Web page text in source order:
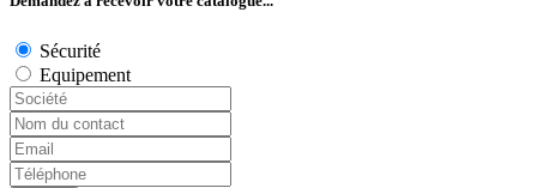
Sécurité
Equipement